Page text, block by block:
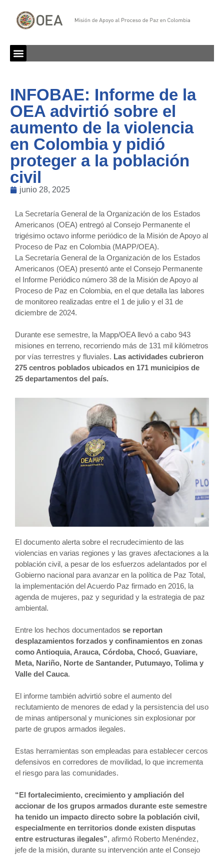
INFOBAE: Informe de la
OEA advirtió sobre el
aumento de la violencia
en Colombia y pidió
proteger a la población
civil
junio 28, 2025
La Secretaría General de la Organización de los Estados
Americanos (OEA) entregó al Consejo Permanente el
trigésimo octavo informe periódico de la Misión de Apoyo al
Proceso de Paz en Colombia (MAPP/OEA).
La Secretaría General de la Organización de los Estados
Americanos (OEA) presentó ante el Consejo Permanente
el Informe Periódico número 38 de la Misión de Apoyo al
Proceso de Paz en Colombia, en el que detalla las labores
de monitoreo realizadas entre el 1 de julio y el 31 de
diciembre de 2024.
Durante ese semestre, la Mapp/OEA llevó a cabo 943
misiones en terreno, recorriendo más de 131 mil kilómetros
por vías terrestres y fluviales. Las actividades cubrieron
275 centros poblados ubicados en 171 municipios de
25 departamentos del país.
El documento alerta sobre el recrudecimiento de las
violencias en varias regiones y las graves afectaciones a la
población civil, a pesar de los esfuerzos adelantados por el
Gobierno nacional para avanzar en la política de Paz Total,
la implementación del Acuerdo Paz firmado en 2016, la
agenda de mujeres, paz y seguridad y la estrategia de paz
ambiental.
Entre los hechos documentados se reportan
desplazamientos forzados y confinamientos en zonas
como Antioquia, Arauca, Córdoba, Chocó, Guaviare,
Meta, Nariño, Norte de Santander, Putumayo, Tolima y
Valle del Cauca.
El informe también advirtió sobre el aumento del
reclutamiento de menores de edad y la persistencia del uso
de minas antipersonal y municiones sin explosionar por
parte de grupos armados ilegales.
Estas herramientas son empleadas para establecer cercos
defensivos en corredores de movilidad, lo que incrementa
el riesgo para las comunidades.
“El fortalecimiento, crecimiento y ampliación del
accionar de los grupos armados durante este semestre
ha tenido un impacto directo sobre la población civil,
especialmente en territorios donde existen disputas
entre estructuras ilegales”, afirmó Roberto Menéndez,
jefe de la misión, durante su intervención ante el Consejo